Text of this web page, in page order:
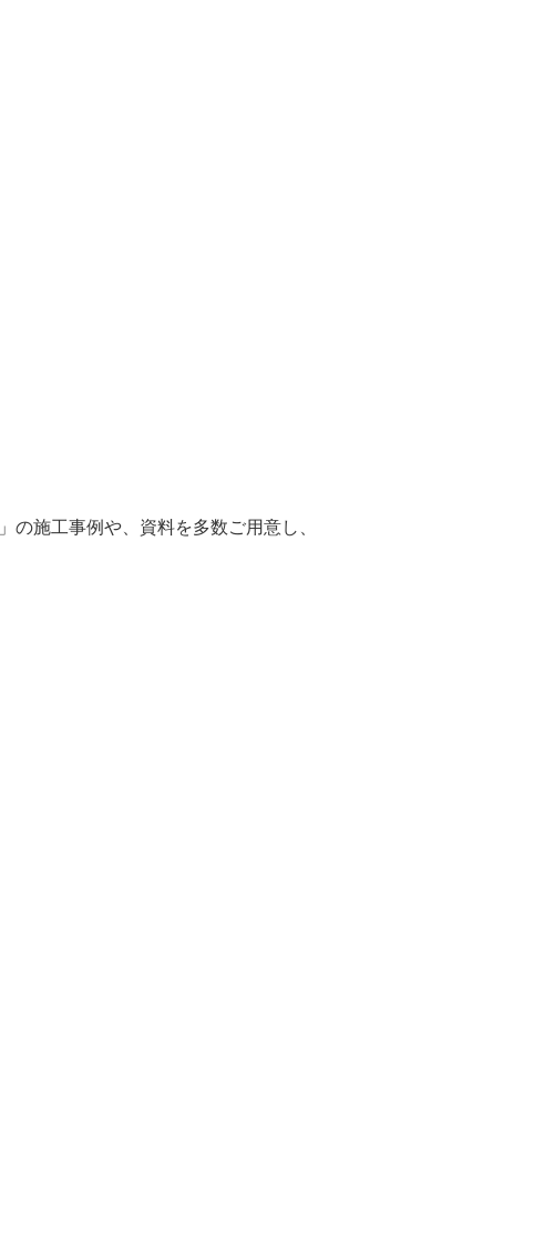
施工事例や、資料を多数ご用意し、